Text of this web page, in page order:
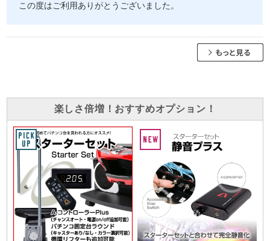
この度はご利用ありがとうございました。
楽しさ倍増！おすすめオプション！